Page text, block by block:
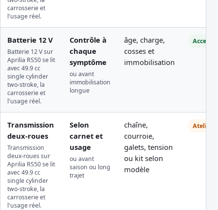
carrosserie et
l'usage réel.
Batterie 12 V
Batterie 12 V sur
Aprilia RS50 se lit
avec 49.9 cc
single cylinder
two-stroke, la
carrosserie et
l'usage réel.
Contrôle à
chaque
symptôme
ou avant
immobilisation
longue
âge, charge,
cosses et
immobilisation
Transmission
deux-roues
Transmission
deux-roues sur
Aprilia RS50 se lit
avec 49.9 cc
single cylinder
two-stroke, la
carrosserie et
l'usage réel.
Selon
carnet et
usage
ou avant
saison ou long
trajet
chaîne,
courroie,
galets, tension
ou kit selon
modèle
Atelier